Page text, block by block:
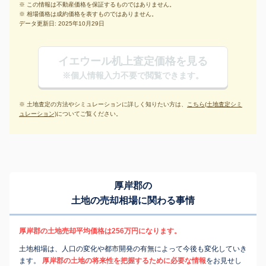
※ この情報は不動産価格を保証するものではありません。
※ 相場価格は成約価格を表すものではありません。
データ更新日: 2025年10月29日
イエウール机上査定価格を見る
※個人情報入力不要で閲覧できます。
※ 土地査定の方法やシミュレーションに詳しく知りたい方は、 こちら(土地査定シミ
ュレーション)についてご覧ください。
厚岸郡の
土地の売却相場に関わる事情
厚岸郡の土地売却平均価格は256万円になります。
土地相場は、人口の変化や都市開発の有無によって今後も変化していき
ます。
厚岸郡の土地の将来性を把握するために必要な情報をお見せし